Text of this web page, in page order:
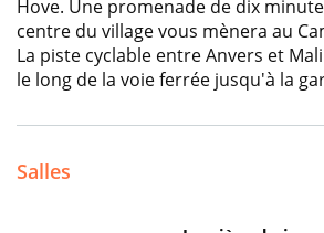
Hove. Une promenade de dix
centre du village vous mènera au
La piste cyclable entre Anvers et
le long de la voie ferrée jusqu'à la
Salles